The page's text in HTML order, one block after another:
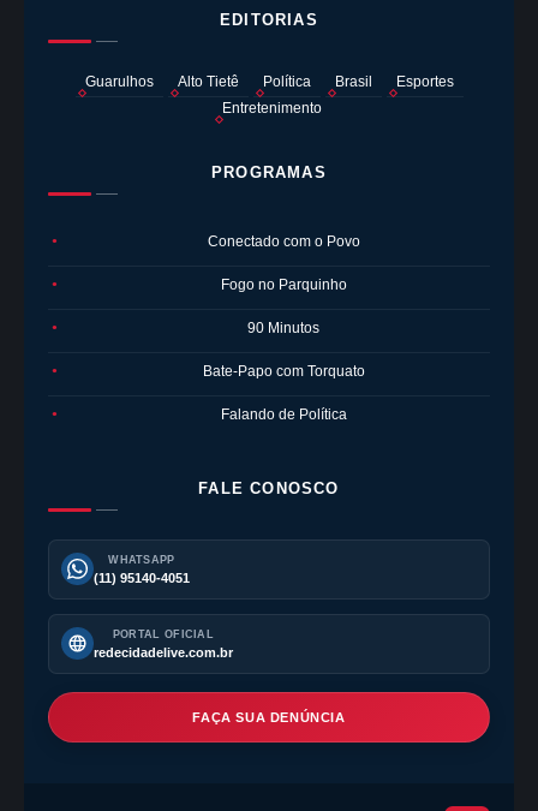
EDITORIAS
Guarulhos Alto Tietê Política Brasil
Esportes
Entretenimento
PROGRAMAS
● Conectado com o Povo
● Fogo no Parquinho
● 90 Minutos
● Bate-Papo com Torquato
● Falando de Política
FALE CONOSCO
WHATSAPP
(11) 95140-4051
PORTAL OFICIAL
redecidadelive.com.br
FAÇA SUA DENÚNCIA